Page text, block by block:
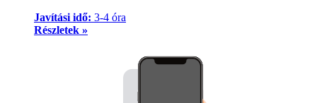
Javítási idő: 3-4 óra
Részletek »